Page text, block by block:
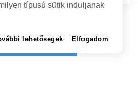
HÍREK
típusú sütik induljanak
lehetősegek Elfogadom